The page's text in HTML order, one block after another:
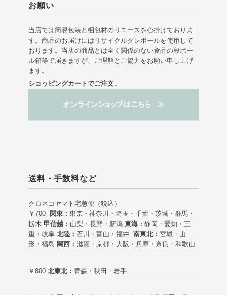
お願い
当店では簡易包装と梱包材のリユースを心掛けておりま
す。商品のお届けにはリサイクルダンボールを使用して
おります。当店の商品とは全く関係のない食品の段ボー
ル箱等で届きますが、ご理解とご協力をお願い申し上げ
ます。
ショッピングカートでご注文↓
送料・手数料など
クロネコヤマト宅急便（税込）
￥700
関東： 東京・神奈川・埼玉・千葉・茨城・群馬・
栃木 甲信越： 山梨・長野・新潟 東海： 静岡・愛知・三
重・岐阜 北陸： 石川・富山・福井 南東北： 宮城・山
形・福島 関西： 滋賀・京都・大阪・兵庫・奈良・和歌山
￥800 北東北： 青森・秋田・岩手